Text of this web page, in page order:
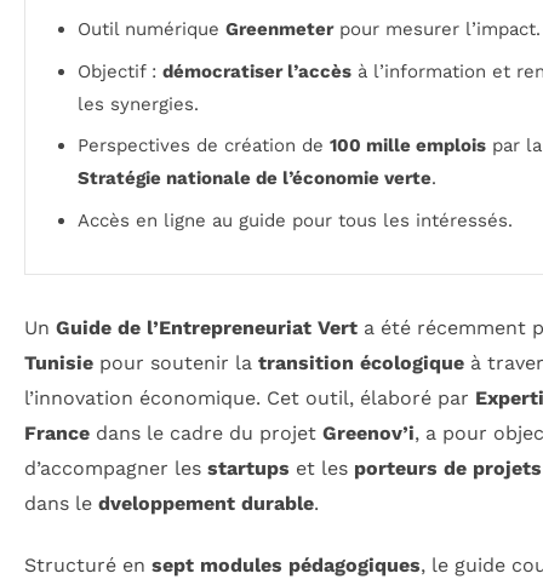
Outil numérique Greenmeterpour mesurer l’impact.
Objectif : démocratiser l’accès à l’information et
les synergies.
Perspectives de création de 100 mille emplois par la
Stratégie nationale de l’économie verte.
Accès en ligne au guide pour tous les intéressés.
Un Guide de l’Entrepreneuriat Vert a été récemment
Tunisie pour soutenir la transition écologique à
l’innovation économique. Cet outil, élaboré par
France dans le cadre du projet Greenov’i, a pour
d’accompagner les startups et les porteurs de projets
dans le dveloppement durable.
Structuré en sept modules pédagogiques, le guide